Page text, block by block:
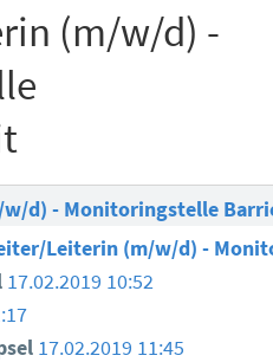
(m/w/d) -
d) - Monitoringstelle
Leiterin (m/w/d) -
17.02.2019 10:52
17.02.2019 11:45